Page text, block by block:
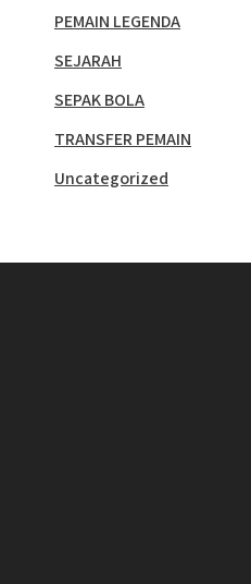
PEMAIN LEGENDA
SEJARAH
SEPAK BOLA
TRANSFER PEMAIN
Uncategorized